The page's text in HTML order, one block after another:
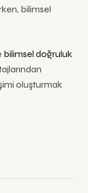
bilimsel
bilimsel doğruluk
oluşturmak